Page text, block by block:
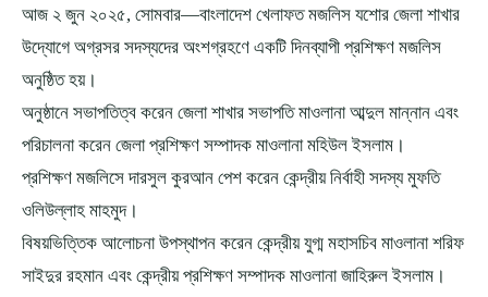
আজ ২ জুন ২০২৫, সোমবার—বাংলাদেশ খেলাফত মজলিস যশোর জেলা শাখার
উদ্যোগে অগ্রসর সদস্যদের অংশগ্রহণে একটি দিনব্যাপী প্রশিক্ষণ মজলিস
অনুষ্ঠিত হয়।
অনুষ্ঠানে সভাপতিত্ব করেন জেলা শাখার সভাপতি মাওলানা আব্দুল মান্নান এবং
পরিচালনা করেন জেলা প্রশিক্ষণ সম্পাদক মাওলানা মহিউল ইসলাম।
প্রশিক্ষণ মজলিসে দারসুল কুরআন পেশ করেন কেন্দ্রীয় নির্বাহী সদস্য মুফতি
ওলিউল্লাহ মাহমুদ।
বিষয়ভিত্তিক আলোচনা উপস্থাপন করেন কেন্দ্রীয় যুগ্ম মহাসচিব মাওলানা শরিফ
সাইদুর রহমান এবং কেন্দ্রীয় প্রশিক্ষণ সম্পাদক মাওলানা জাহিরুল ইসলাম।